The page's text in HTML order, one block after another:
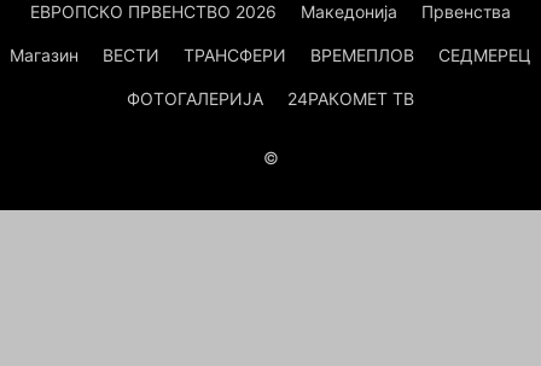
ЕВРОПСКО ПРВЕНСТВО 2026 Македонија Првенства
Магазин ВЕСТИ ТРАНСФЕРИ ВРЕМЕПЛОВ СЕДМЕРЕЦ
ФОТОГАЛЕРИЈА 24РАКОМЕТ ТВ
©